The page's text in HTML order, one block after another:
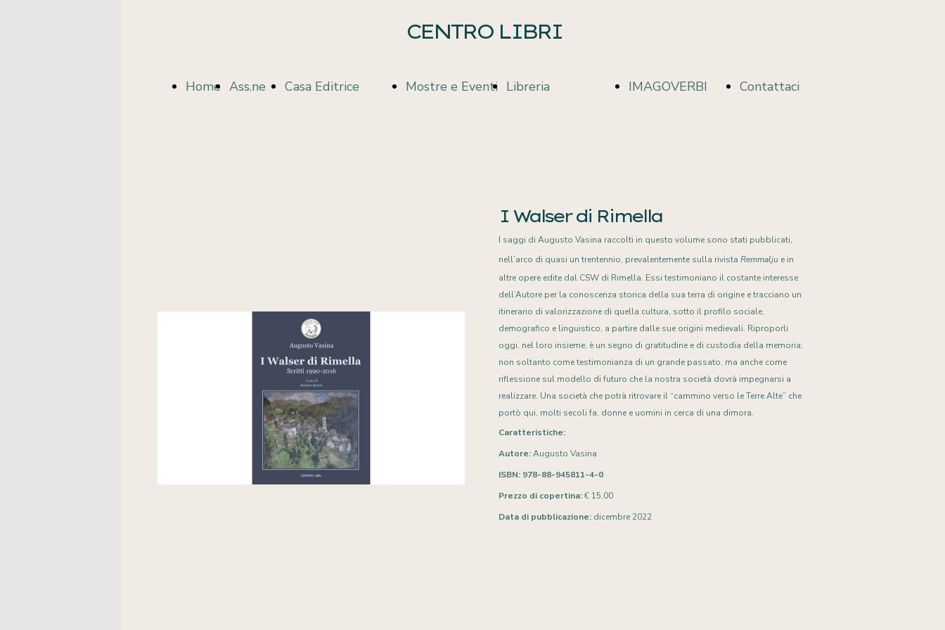
CENTRO LIBRI
Home Ass.ne Casa Editrice Mostre e Eventi Libreria
Proposte di
lettura
Presentazioni
IMAGOVERBI Contattaci
I Walser di Rimella
I saggi di Augusto Vasina raccolti in questo volume sono stati pubblicati,
nell’arco di quasi un trentennio, prevalentemente sulla rivista Remmalju e in
altre opere edite dal CSW di Rimella. Essi testimoniano il costante interesse
dell’Autore per la conoscenza storica della sua terra di origine e tracciano un
itinerario di valorizzazione di quella cultura, sotto il profilo sociale,
demografico e linguistico, a partire dalle sue origini medievali. Riproporli
oggi, nel loro insieme, è un segno di gratitudine e di custodia della memoria;
non soltanto come testimonianza di un grande passato, ma anche come
riflessione sul modello di futuro che la nostra società dovrà impegnarsi a
realizzare. Una società che potrà ritrovare il “cammino verso le Terre Alte” che
portò qui, molti secoli fa, donne e uomini in cerca di una dimora.
Caratteristiche:
Autore:Augusto Vasina
ISBN: 978-88-945811-4-0
Prezzo di copertina:€ 15,00
Data di pubblicazione: dicembre 2022